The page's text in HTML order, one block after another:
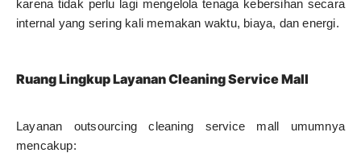
karena tidak perlu lagi mengelola tenaga kebersihan secara
internal yang sering kali memakan waktu, biaya, dan energi.
Ruang Lingkup Layanan Cleaning Service Mall
Layanan outsourcing cleaning service mall umumnya
mencakup: